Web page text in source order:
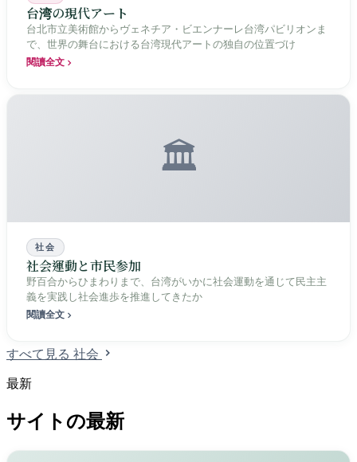
台湾の現代アート
台北市立美術館からヴェネチア・ビエンナーレ台湾パビリオンま
で、世界の舞台における台湾現代アートの独自の位置づけ
閱讀全文
🏛️
社会
社会運動と市民参加
野百合からひまわりまで、台湾がいかに社会運動を通じて民主主
義を実践し社会進歩を推進してきたか
閱讀全文
すべて見る 社会
最新
サイトの最新